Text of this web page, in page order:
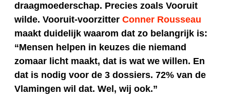
draagmoederschap. Precies zoals Vooruit
wilde. Vooruit-voorzitter Conner Rousseau
maakt duidelijk waarom dat zo belangrijk is:
“Mensen helpen in keuzes die niemand
zomaar licht maakt, dat is wat we willen. En
dat is nodig voor de 3 dossiers. 72% van de
Vlamingen wil dat. Wel, wij ook.”